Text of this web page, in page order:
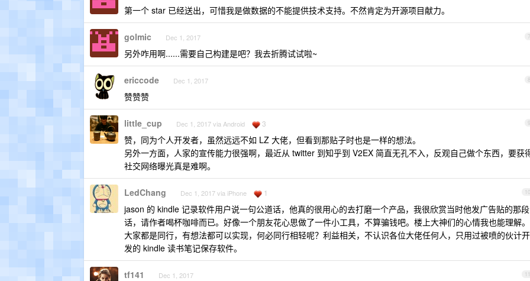
第一个 star 已经送出，可惜我是做数据的不能提供技术支持。不然肯定为开源项目献力。
7
golmic Dec 1, 2017
另外咋用啊......需要自己构建是吧？我去折腾试试啦~
8
ericcode Dec 1, 2017
赞赞赞
9
little_cup Dec 1, 2017 via Android 3
赞，同为个人开发者，虽然远远不如 LZ 大佬，但看到那贴子时也是一样的想法。
另外一方面，人家的宣传能力很强啊，最近从 twitter 到知乎到 V2EX 简直无孔不入，反观自己做个东西，要获
社交网络曝光真是难啊。
10
LedChang Dec 1, 2017 via iPhone 1
jason 的 kindle 记录软件用户说一句公道话，他真的很用心的去打磨一个产品，我很欣赏当时他发广告贴的那段
话，请作者喝杯咖啡而已。好像一个朋友花心思做了一件小工具，不算骗钱吧。楼上大神们的心情我也能理解。
大家都是同行，有想法都可以实现，何必同行相轻呢？利益相关，不认识各位大佬任何人，只用过被喷的伙计开
发的 kindle 读书笔记保存软件。
11
tf141 Dec 1, 2017